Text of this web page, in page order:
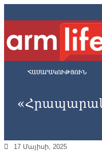
ՀԱՍԱՐԱԿՈՒԹՅՈՒՆ
17 Մայիսի, 2025